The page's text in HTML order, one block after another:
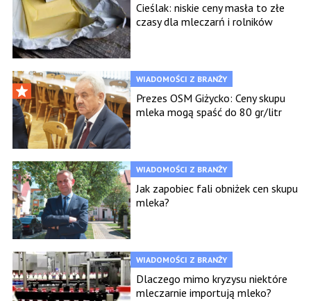
Cieślak: niskie ceny masła to złe
czasy dla mleczarń i rolników
WIADOMOŚCI Z BRANŻY
Prezes OSM Giżycko: Ceny skupu
mleka mogą spaść do 80 gr/litr
WIADOMOŚCI Z BRANŻY
Jak zapobiec fali obniżek cen skupu
mleka?
WIADOMOŚCI Z BRANŻY
Dlaczego mimo kryzysu niektóre
mleczarnie importują mleko?